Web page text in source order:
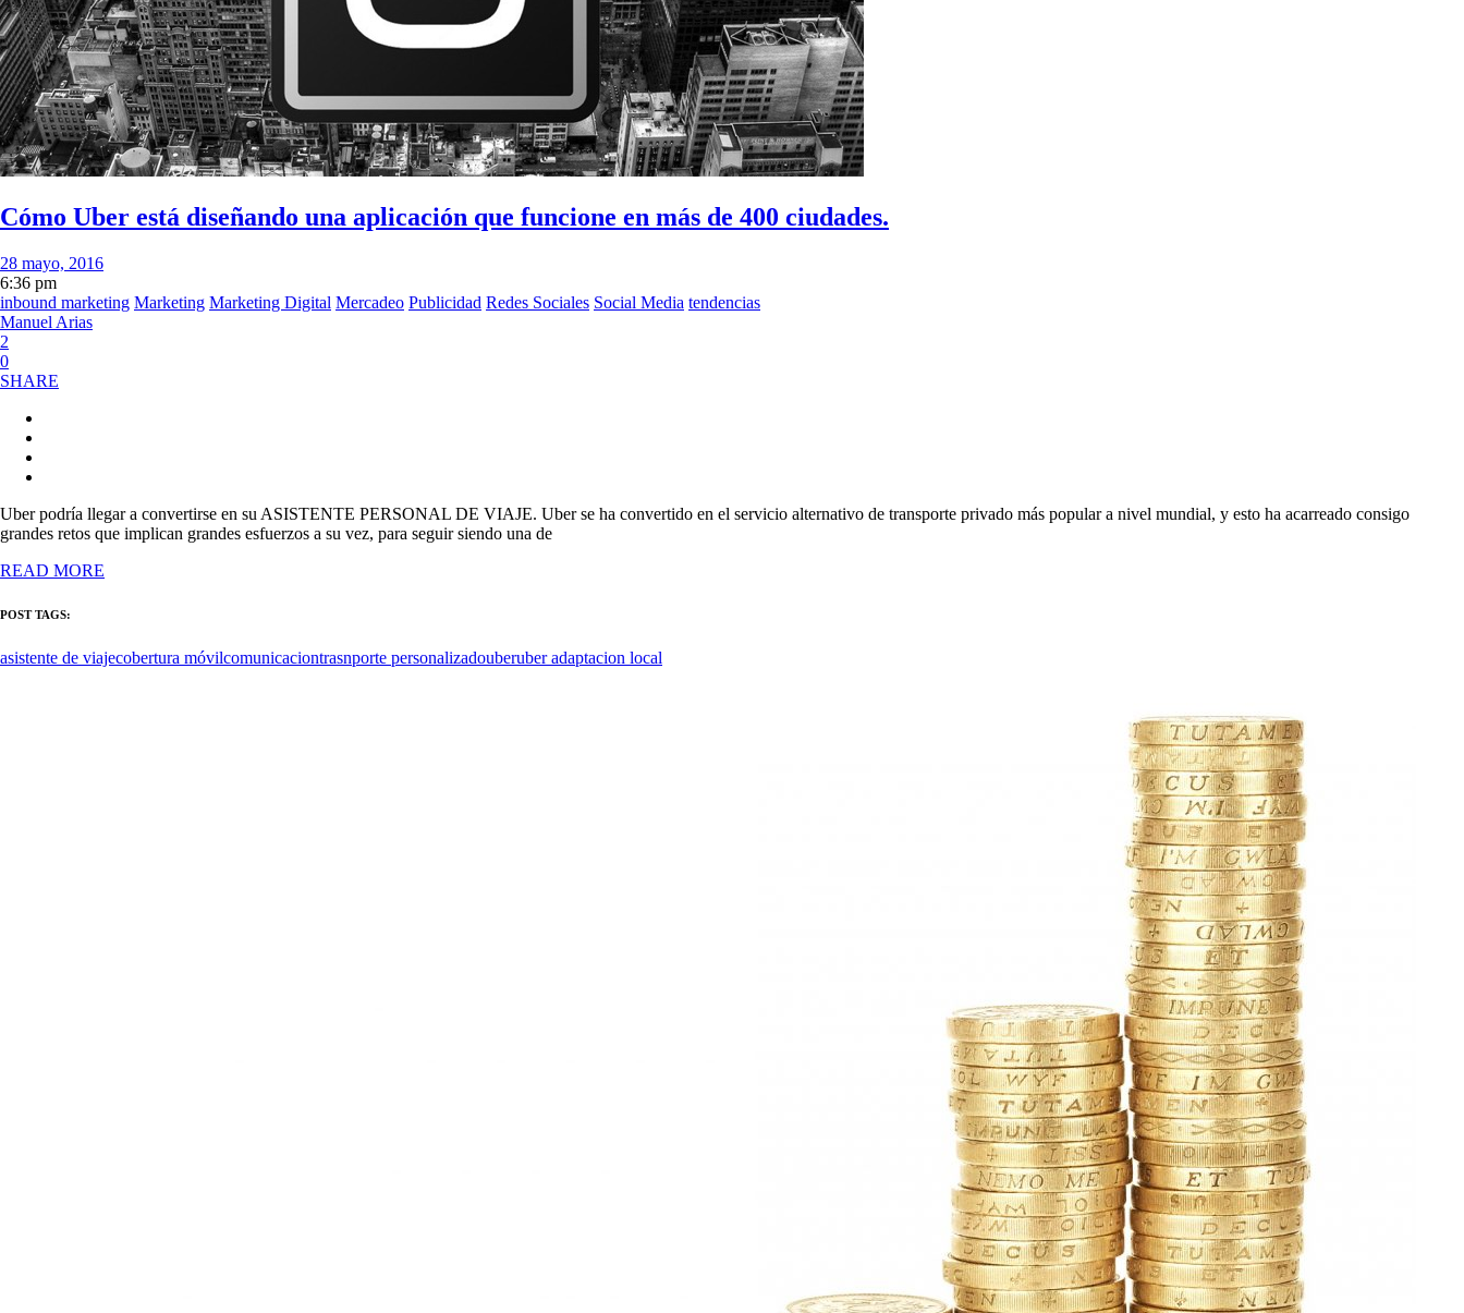
Cómo Uber está diseñando una aplicación que funcione en más de 400 ciudades.
28 mayo, 2016
6:36 pm
inbound marketing Marketing Marketing Digital Mercadeo Publicidad Redes Sociales Social Media tendencias
Manuel Arias
2
0
SHARE
Uber podría llegar a convertirse en su ASISTENTE PERSONAL DE VIAJE. Uber se ha convertido en el servicio alternativo de transporte privado más popular a nivel mundial, y esto ha acarreado consigo
grandes retos que implican grandes esfuerzos a su vez, para seguir siendo una de
READ MORE
POST TAGS:
asistente de viajecobertura móvilcomunicaciontrasnporte personalizadouberuber adaptacion local